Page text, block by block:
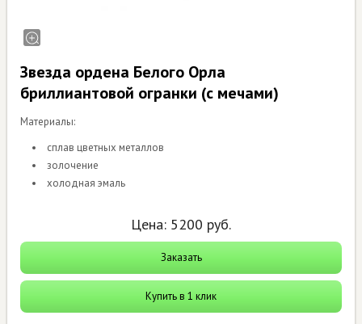
Звезда ордена Белого Орла
бриллиантовой огранки (с мечами)
Материалы:
сплав цветных металлов
золочение
холодная эмаль
Цена: 5200 руб.
Заказать
Купить в 1 клик